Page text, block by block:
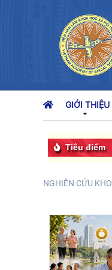
GIỚI THIỆU
Tiêu điểm
NGHIÊN CỨU